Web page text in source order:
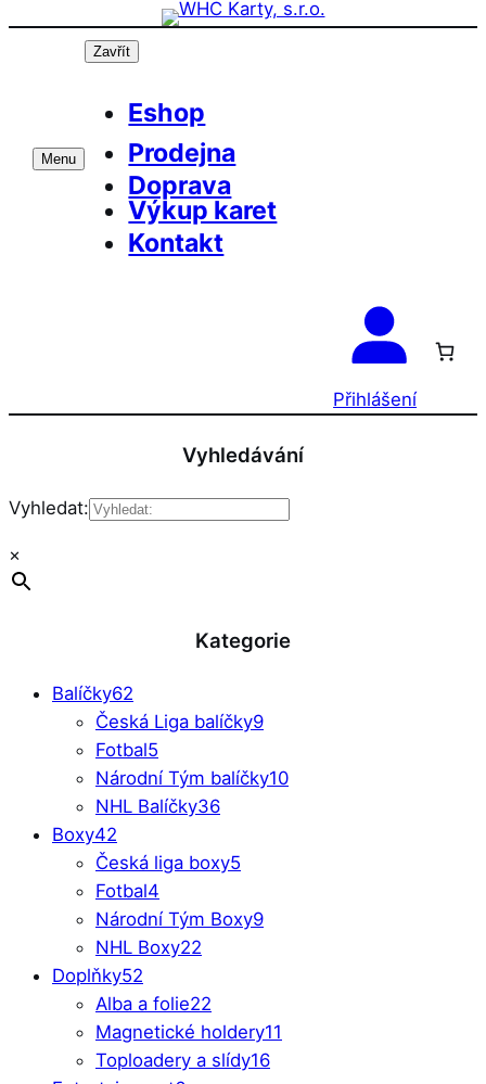
Přeskočit
Menu
Zavřít
Eshop
Prodejna
Doprava
Výkup karet
Kontakt
Přihlášení
Vyhledávání
Vyhledat:
×
Kategorie
Balíčky62
Česká Liga balíčky9
Fotbal5
Národní Tým balíčky10
NHL Balíčky36
Boxy42
Česká liga boxy5
Fotbal4
Národní Tým Boxy9
NHL Boxy22
Doplňky52
Alba a folie22
Magnetické holdery11
Toploadery a slídy16